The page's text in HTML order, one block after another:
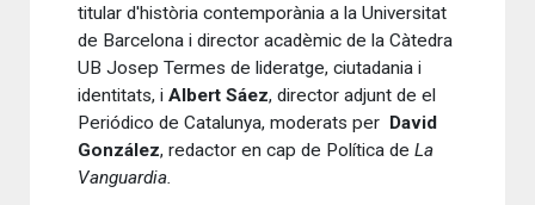
titular d'història contemporània a la Universitat
de Barcelona i director acadèmic de la Càtedra
UB Josep Termes de lideratge, ciutadania i
identitats, i Albert Sáez, director adjunt de el
Periódico de Catalunya, moderats per David
González, redactor en cap de Política de La
Vanguardia.